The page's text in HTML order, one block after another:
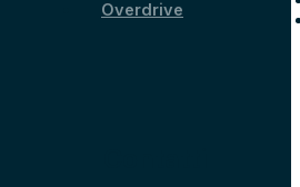
Overdrive